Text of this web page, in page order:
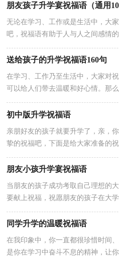
朋友孩子升学宴祝福语（通用
无论在学习、工作或是生活中，大
吧，祝福语有助于人与人之间感情
够
送给孩子的升学祝福语160句
在学习、工作乃至生活中，大家对
可以给人们带去温暖和好心情。那
是小编精心整理的送给孩子的升学
初中版升学祝福语
亲朋好友的孩子就要升学了，亲，
挚的祝福吧，下面是给大家准备的
朋友小孩升学宴祝福语
当朋友的孩子成功考取自己理想的
要献上祝福，祝愿朋友的孩子在大
家整理的朋友小孩升学宴祝福语，
同学升学的温暖祝福语
在我印象中，你一直都很珍惜时间
是你在学习中奋斗不息的精神，让